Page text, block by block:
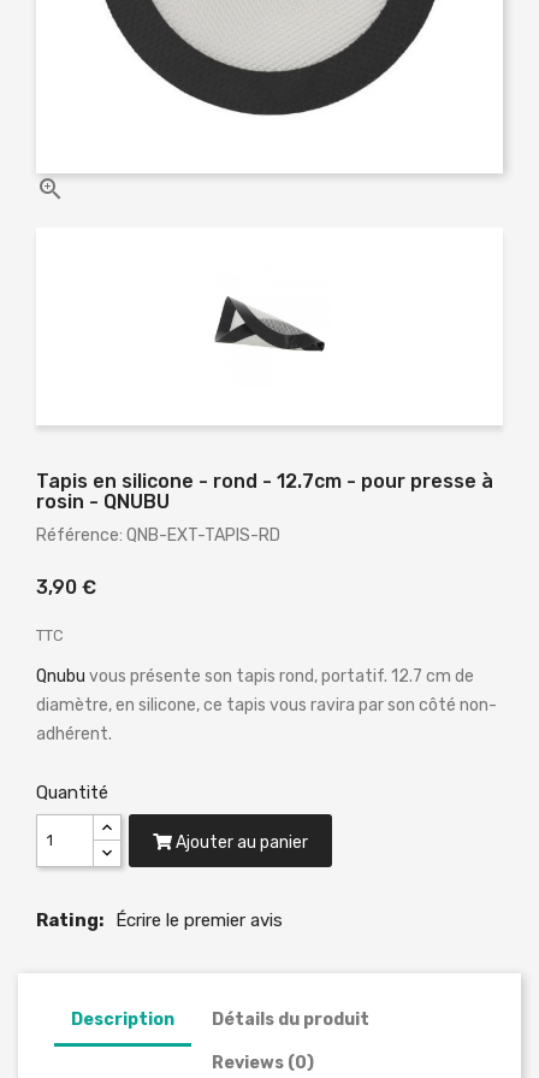

Tapis en silicone - rond - 12.7cm - pour presse à
rosin - QNUBU
Référence: QNB-EXT-TAPIS-RD
3,90 €
TTC
Qnubu vous présente son tapis rond, portatif. 12.7 cm de
diamètre, en silicone, ce tapis vous ravira par son côté non-
adhérent.
Quantité
Ajouter au panier
Rating: Écrire le premier avis
Description Détails du produit
Reviews (0)